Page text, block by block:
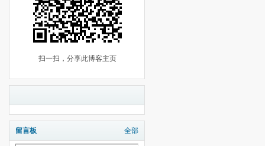
扫一扫，分享此博客主页
留言板 全部